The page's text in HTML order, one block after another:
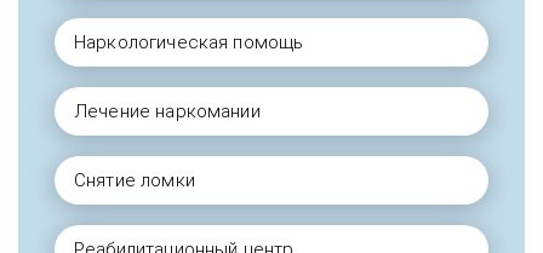
Наркологическая помощь
Лечение наркомании
Снятие ломки